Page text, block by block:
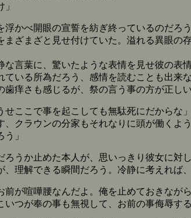
かべ開眼の宣誓を紡ぎ終っているのだろ
まざまざと見せ付けていた。溢れる異眼の
言葉に、驚いたような表情を見せ彼の表
ている所為だろう、感情を読むことも出来な
痒さも感じるが、祭の言う事の方が正し
せここで事を起こしても無駄死にだからな」
、クラウンの分家もそれなりに頭が働く
」
うか止めた本人が、思いっきり彼女に対
、理解できる瞬間だろう。冷静に考えれば
前が喧嘩腰なんだよ。俺を止めておきなが
いつが奉の事も無視して、お前の事侮辱す